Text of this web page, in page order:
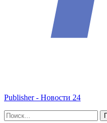
Publisher - Новости 24